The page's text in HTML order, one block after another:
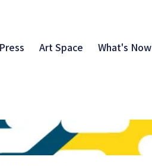
Press Art Space What's Now